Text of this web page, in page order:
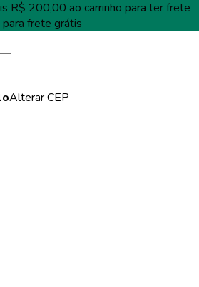
R$ 200,00 ao carrinho para terfrete
para frete grátis
AlterarCEP